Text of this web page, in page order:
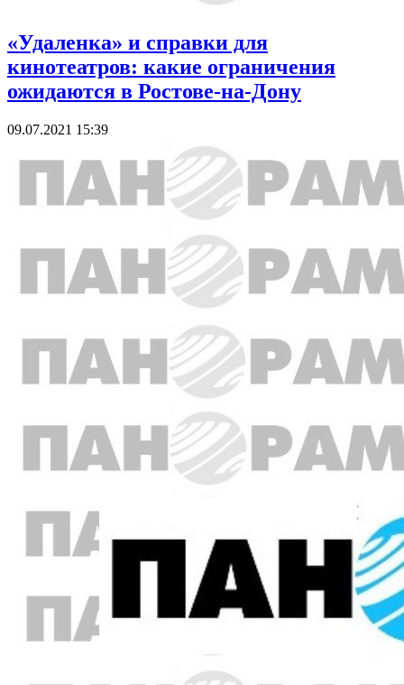
«Удаленка» и справки для
кинотеатров: какие ограничения
ожидаются в Ростове-на-Дону
09.07.2021 15:39